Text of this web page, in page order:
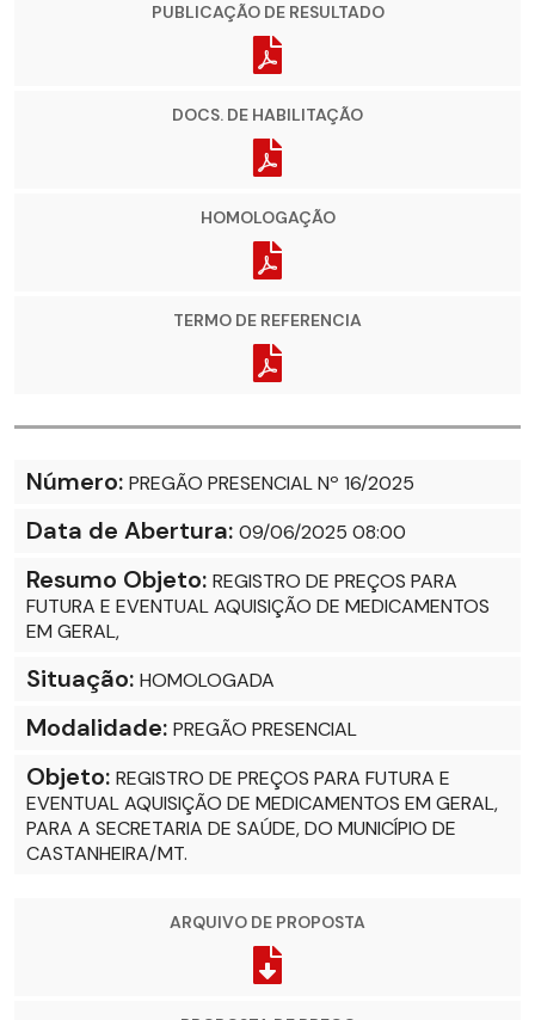
PUBLICAÇÃO DE RESULTADO
DOCS. DE HABILITAÇÃO
HOMOLOGAÇÃO
TERMO DE REFERENCIA
Número: PREGÃO PRESENCIAL Nº 16/2025
Data de Abertura: 09/06/2025 08:00
Resumo Objeto: REGISTRO DE PREÇOS PARA
FUTURA E EVENTUAL AQUISIÇÃO DE MEDICAMENTOS
EM GERAL,
Situação: HOMOLOGADA
Modalidade: PREGÃO PRESENCIAL
Objeto: REGISTRO DE PREÇOS PARA FUTURA E
EVENTUAL AQUISIÇÃO DE MEDICAMENTOS EM GERAL,
PARA A SECRETARIA DE SAÚDE, DO MUNICÍPIO DE
CASTANHEIRA/MT.
ARQUIVO DE PROPOSTA